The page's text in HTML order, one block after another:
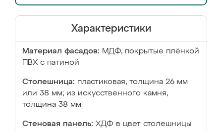
Характеристики
Материал фасадов: МДФ, покрытые плёнкой
ПВХ с патиной
Столешница: пластиковая, толщина 26 мм
или 38 мм; из искусственного камня,
толщина 38 мм
Стеновая панель: ХДФ в цвет столешницы